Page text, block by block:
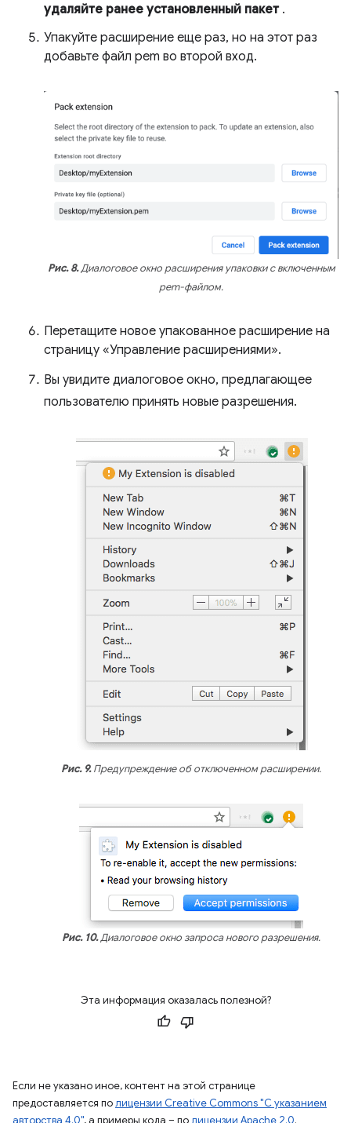
удаляйте ранее установленный пакет.
Упакуйте расширение еще раз, но на этот раз
добавьте файл pem во второй вход.
Рис. 8.Диалоговое окно расширения упаковки с включенным
pem-файлом.
Перетащите новое упакованное расширение на
страницу «Управление расширениями».
Вы увидите диалоговое окно, предлагающее
пользователю принять новые разрешения.
Рис. 9.Предупреждение об отключенном расширении.
Рис. 10.Диалоговое окно запроса нового разрешения.
Эта информация оказалась полезной?
Если не указано иное, контент на этой странице
предоставляется полицензии Creative Commons "С указанием
авторства 4.0", а примеры кода – полицензии Apache 2.0.